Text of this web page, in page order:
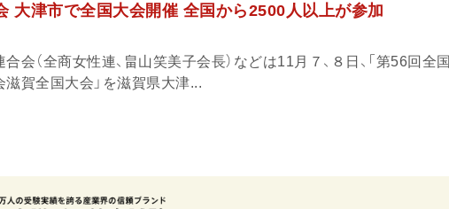
大津市で全国大会開催 全国から2500人以上が参加
会（全商女性連、畠山笑美子会長）などは11月７、８日、「第56回全国
賀全国大会」を滋賀県大津...